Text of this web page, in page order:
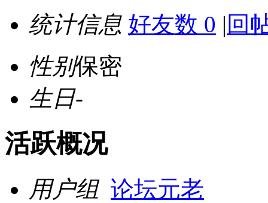
统计信息 好友数 0 | 回
性别保密
生日-
活跃概况
用户组 论坛元老